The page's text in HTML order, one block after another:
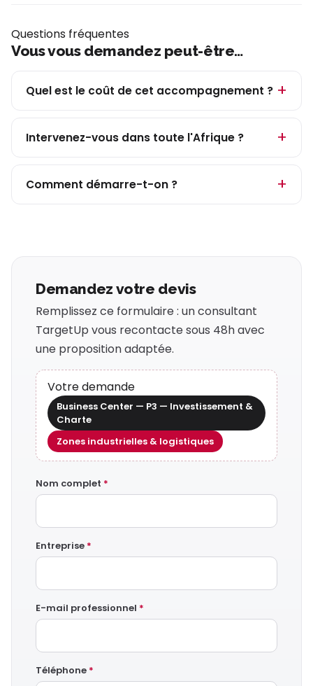
Questions fréquentes
Vous vous demandez peut-être…
Quel est le coût de cet accompagnement ?
Intervenez-vous dans toute l'Afrique ?
Comment démarre-t-on ?
Demandez votre devis
Remplissez ce formulaire : un consultant
TargetUp vous recontacte sous 48h avec
une proposition adaptée.
Votre demande
Business Center — P3 — Investissement &
Charte
Zones industrielles & logistiques
Nom complet *
Entreprise *
E-mail professionnel *
Téléphone *